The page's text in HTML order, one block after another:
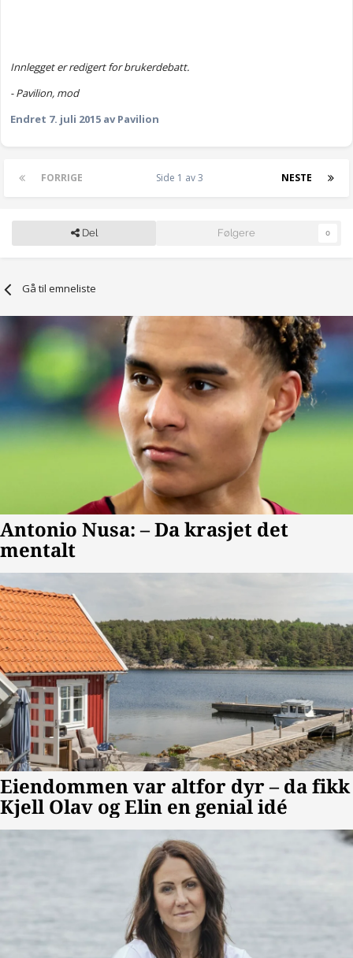
Innlegget er redigert for brukerdebatt.
- Pavilion, mod
Endret 7. juli 2015 av Pavilion
FORRIGE NESTE
Side 1 av 3
Del Følgere 0
Gå til emneliste